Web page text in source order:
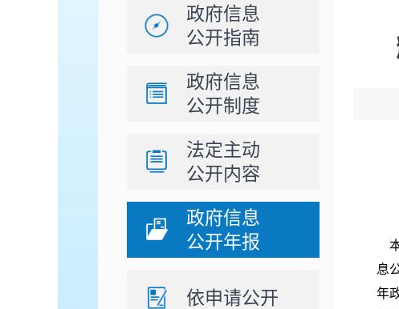
政府信息
公开指南
政府信息
公开制度
法定主动
公开内容
政府信息
公开年报
依申请公开
本
息
年